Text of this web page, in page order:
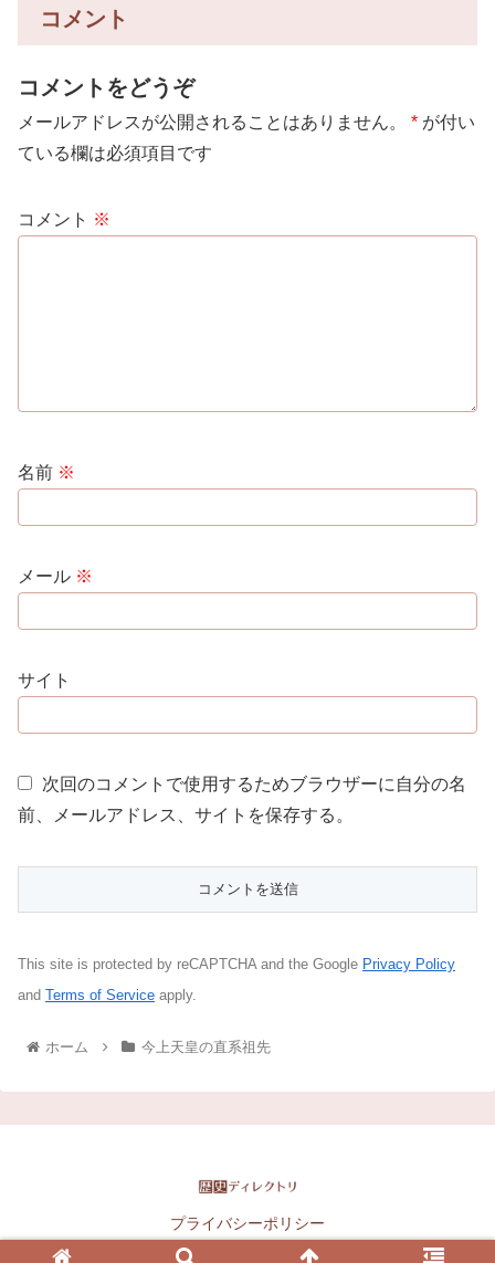
コメント
コメントをどうぞ
メールアドレスが公開されることはありません。 * が付い
ている欄は必須項目です
コメント ※
名前 ※
メール ※
サイト
次回のコメントで使用するためブラウザーに自分の名
前、メールアドレス、サイトを保存する。
This site is protected by reCAPTCHA and the Google Privacy Policy
and Terms of Service apply.
ホーム 今上天皇の直系祖先
プライバシーポリシー